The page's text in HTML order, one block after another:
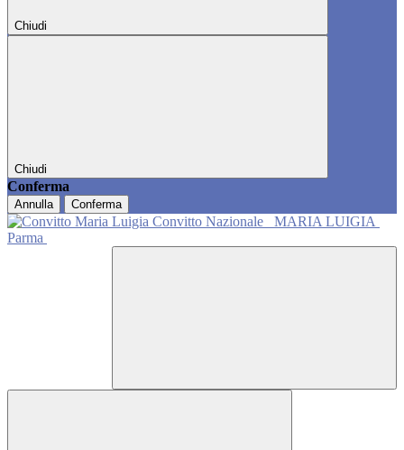
Chiudi
Chiudi
Conferma
Annulla Conferma
Convitto Nazionale
MARIA LUIGIA
Parma